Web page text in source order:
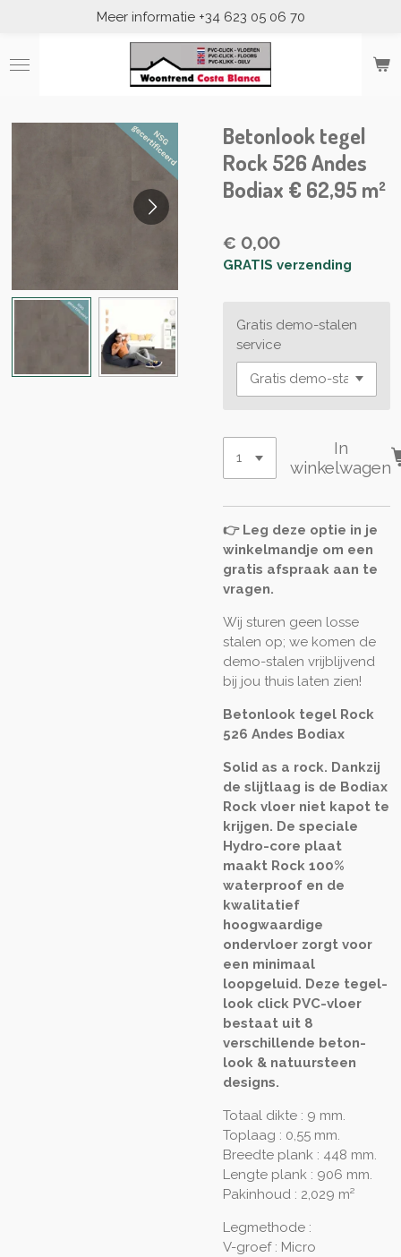
naar
Meer informatie +34 623 05 06 70
Betonlook tegel
Rock 526 Andes
Bodiax € 62,95 m²
€ 0,00
GRATIS verzending
Gratis demo-stalen
service
In
winkelwagen
👉 Leg deze optie in je
winkelmandje om een
gratis afspraak aan te
vragen.
Wij sturen geen losse
stalen op; we komen de
demo-stalen vrijblijvend
bij jou thuis laten zien!
Betonlook tegel Rock
526 Andes Bodiax
Solid as a rock. Dankzij
de slijtlaag is de Bodiax
Rock vloer niet kapot te
krijgen. De speciale
Hydro-core plaat
maakt Rock 100%
waterproof en de
kwalitatief
hoogwaardige
ondervloer zorgt voor
een minimaal
loopgeluid. Deze tegel-
look click PVC-vloer
bestaat uit 8
verschillende beton-
look & natuursteen
designs.
Totaal dikte : 9 mm.
Toplaag : 0,55 mm.
Breedte plank : 448 mm.
Lengte plank : 906 mm.
Pakinhoud : 2,029 m²
Legmethode :
V-groef : Micro